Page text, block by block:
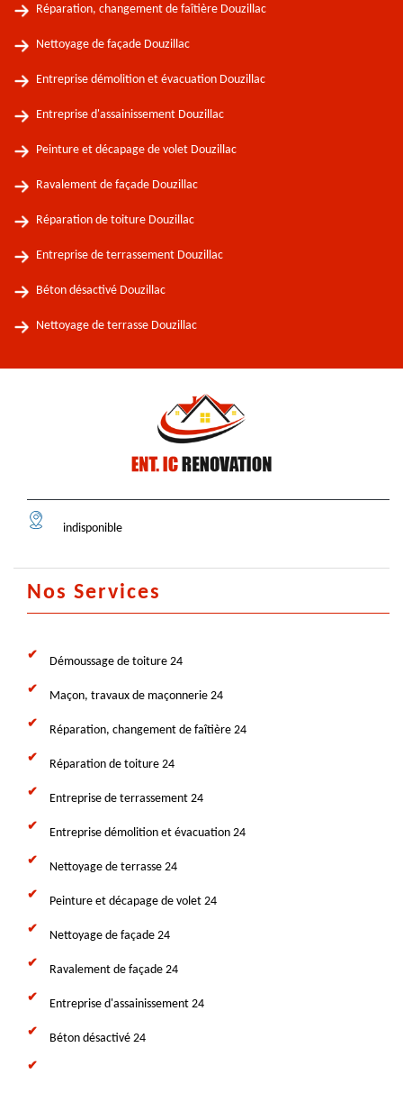
Réparation, changement de faîtière Douzillac
Nettoyage de façade Douzillac
Entreprise démolition et évacuation Douzillac
Entreprise d'assainissement Douzillac
Peinture et décapage de volet Douzillac
Ravalement de façade Douzillac
Réparation de toiture Douzillac
Entreprise de terrassement Douzillac
Béton désactivé Douzillac
Nettoyage de terrasse Douzillac
indisponible
Nos Services
Démoussage de toiture 24
Maçon, travaux de maçonnerie 24
Réparation, changement de faîtière 24
Réparation de toiture 24
Entreprise de terrassement 24
Entreprise démolition et évacuation 24
Nettoyage de terrasse 24
Peinture et décapage de volet 24
Nettoyage de façade 24
Ravalement de façade 24
Entreprise d'assainissement 24
Béton désactivé 24